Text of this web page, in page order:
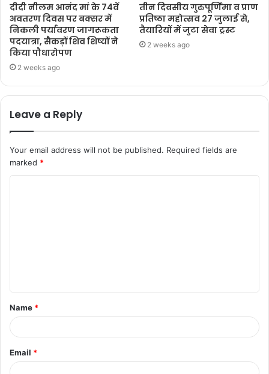
दीदी नीलम आनंद मां के 74वें
अवतरण दिवस पर बक्सर में
निकली पर्यावरण जागरूकता
पदयात्रा, सैकड़ों शिव शिष्यों ने
किया पौधारोपण
2 weeks ago
तीन दिवसीय गुरुपूर्णिमा व प्राण
प्रतिष्ठा महोत्सव 27 जुलाई से,
तैयारियों में जुटा सेवा ट्रस्ट
2 weeks ago
Leave a Reply
Your email address will not be published. Required fields are
marked *
Name *
Email *